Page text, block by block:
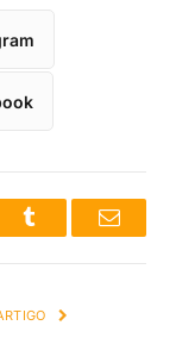
Tumblr Email